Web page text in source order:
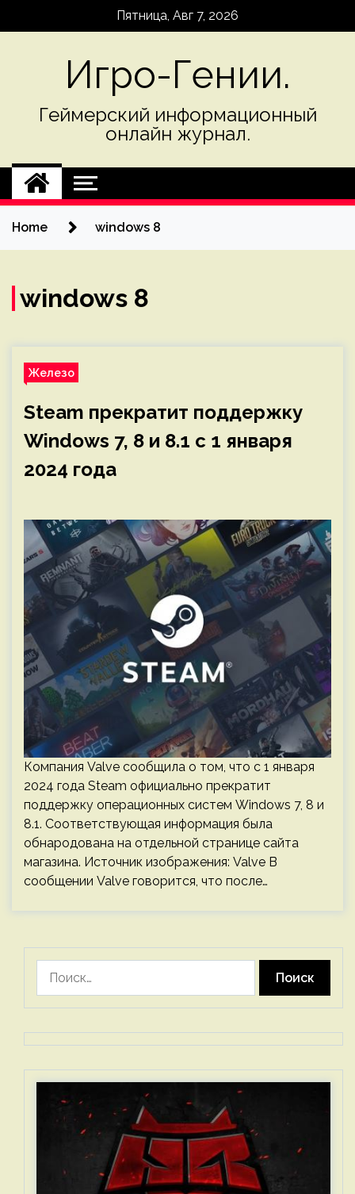
Пятница, Авг 7, 2026
Игро-Гении.
Геймерский информационный
онлайн журнал.
Home windows 8
windows 8
Железо
Steam прекратит поддержку
Windows 7, 8 и 8.1 c 1 января
2024 года
Компания Valve сообщила о том, что с 1 января
2024 года Steam официально прекратит
поддержку операционных систем Windows 7, 8 и
8.1. Соответствующая информация была
обнародована на отдельной странице сайта
магазина. Источник изображения: Valve В
сообщении Valve говорится, что после…